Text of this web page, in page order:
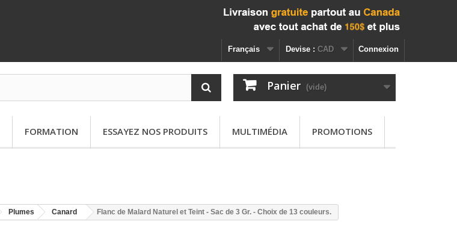
Connexion
Devise : CAD
Français
Panier (vide)
FORMATION ESSAYEZ NOS PRODUITS MULTIMÉDIA PROMOTIONS
Plumes Canard Flanc de Malard Naturel et Teint - Sac de 3 Gr. - Choix de 13 couleurs.